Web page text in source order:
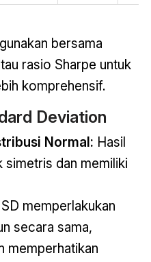
bersama
rasio Sharpe untuk
komprehensif.
Deviation
Normal: Hasil
simetris dan memiliki
SD memperlakukan
secara sama,
memperhatikan